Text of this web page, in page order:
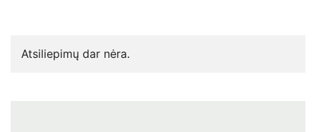
Atsiliepimų dar nėra.